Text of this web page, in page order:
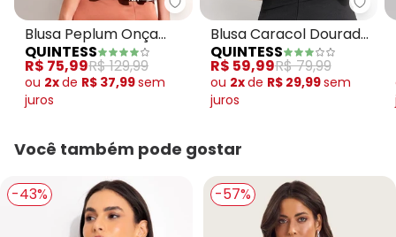
Quintess - Blusa Peplum Onça
Blusa Peplum Onça
Preta em Viscose
Plana
QUINTESS
R$ 75,99R$ 129,99
ou 2xde R$ 37,99sem
juros
Blusa Caracol Dourado
em Malha Fria
QUINTESS
R$ 59,99R$ 79,99
ou 2xde R$ 29,99sem
juros
Você também pode gostar
-43% -57%